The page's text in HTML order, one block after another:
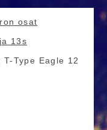
osat
13s
T-Type Eagle 12